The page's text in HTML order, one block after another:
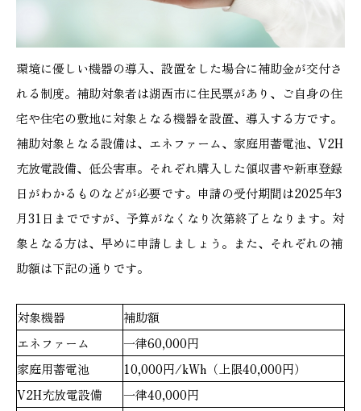
環境に優しい機器の導入、設置をした場合に補助金が交付さ
れる制度。補助対象者は湖西市に住民票があり、ご自身の住
宅や住宅の敷地に対象となる機器を設置、導入する方です。
補助対象となる設備は、エネファーム、家庭用蓄電池、V2H
充放電設備、低公害車。それぞれ購入した領収書や新車登録
日がわかるものなどが必要です。申請の受付期間は2025年3
月31日までですが、予算がなくなり次第終了となります。対
象となる方は、早めに申請しましょう。また、それぞれの補
助額は下記の通りです。
対象機器
補助額
エネファーム
一律60,000円
家庭用蓄電池
10,000円/kWh（上限40,000円）
V2H充放電設備
一律40,000円